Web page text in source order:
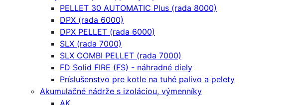
PELLET 30 AUTOMATIC Plus (rada 8000)
DPX (rada 6000)
DPX PELLET (rada 6000)
SLX (rada 7000)
SLX COMBI PELLET (rada 7000)
FD Solid FIRE (FS) - náhradné diely
Príslušenstvo pre kotle na tuhé palivo a pelety
Akumulačné nádrže s izoláciou, výmenníky
AK